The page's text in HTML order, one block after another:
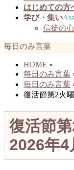
はじめての方
学び・集い
信徒の
毎日のみ言葉
HOME »
毎日のみ言葉
毎日のみ言葉
復活節第2火
復活節
2026年4